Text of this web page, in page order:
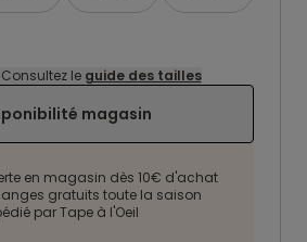
le guide des tailles
magasin
en magasin dès 10€ d'achat
gratuits toute la saison
par Tape à l'Oeil